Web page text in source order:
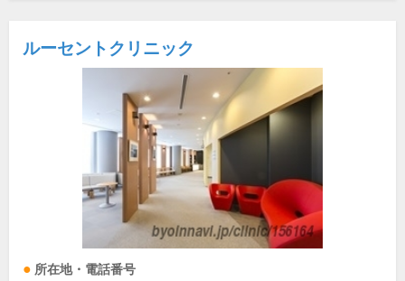
ルーセントクリニック
所在地・電話番号